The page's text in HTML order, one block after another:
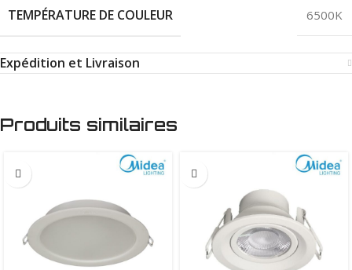
TEMPÉRATURE DE COULEUR 6500K
Expédition et Livraison
Produits similaires